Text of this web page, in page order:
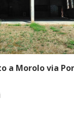
a Morolo via